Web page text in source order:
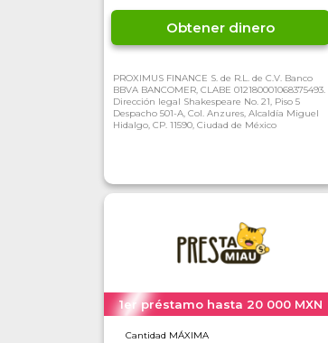
Obtener dinero
PROXIMUS FINANCE S. de R.L. de C.V. Banco
BBVA BANCOMER, CLABE 012180001068375493.
Dirección legal Shakespeare No. 21, Piso 5
Despacho 501-A, Col. Anzures, Alcaldía Miguel
Hidalgo, CP. 11590, Ciudad de México
1er préstamo hasta 20 000 MXN
Cantidad MÁXIMA